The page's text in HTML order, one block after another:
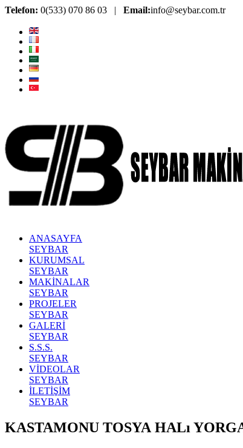
Telefon: 0(533) 070 86 03 | Email:info@seybar.com.tr
ANASAYFA
SEYBAR
KURUMSAL
SEYBAR
MAKİNALAR
SEYBAR
PROJELER
SEYBAR
GALERİ
SEYBAR
S.S.S.
SEYBAR
VİDEOLAR
SEYBAR
İLETİŞİM
SEYBAR
KASTAMONU TOSYA HALı